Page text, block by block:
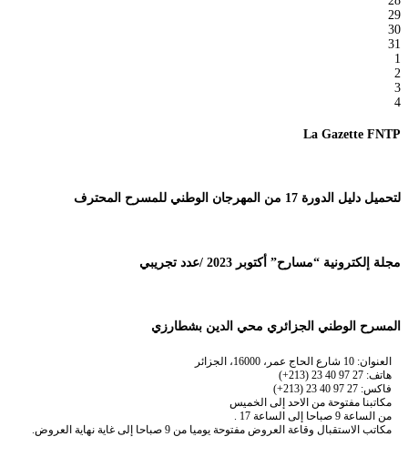
29
30
31
1
2
3
4
La Gazette FNTP
لتحميل دليل الدورة 17 من المهرجان الوطني للمسرح المحترف
مجلة إلكترونية “مسارح” أكتوبر 2023 /عدد تجريبي
المسرح الوطني الجزائري محي الدين بشطارزي
العنوان: 10 شارع الحاج عمر، 16000، الجزائر
هاتف: 27 97 40 23 (213+)
فاكس: 27 97 40 23 (213+)
مكاتبنا مفتوحة من الاحد إلى الخميس
من الساعة 9 صباحا إلى الساعة 17 .
مكاتب الاستقبال وقاعة العروض مفتوحة يوميا من 9 صباحا إلى غاية نهاية العروض.